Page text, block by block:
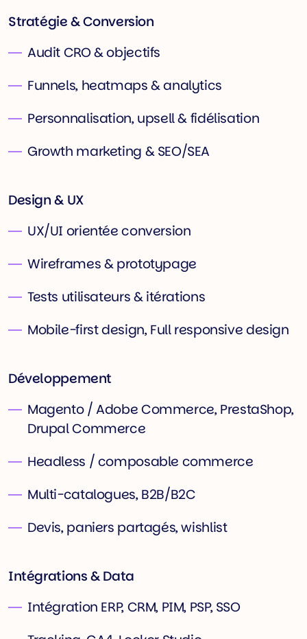
Stratégie & Conversion
Audit CRO & objectifs
Funnels, heatmaps & analytics
Personnalisation, upsell & fidélisation
Growth marketing & SEO/SEA
Design & UX
UX/UI orientée conversion
Wireframes & prototypage
Tests utilisateurs & itérations
Mobile-first design, Full responsive design
Développement
Magento / Adobe Commerce, PrestaShop,
Drupal Commerce
Headless / composable commerce
Multi-catalogues, B2B/B2C
Devis, paniers partagés, wishlist
Intégrations & Data
Intégration ERP, CRM, PIM, PSP, SSO